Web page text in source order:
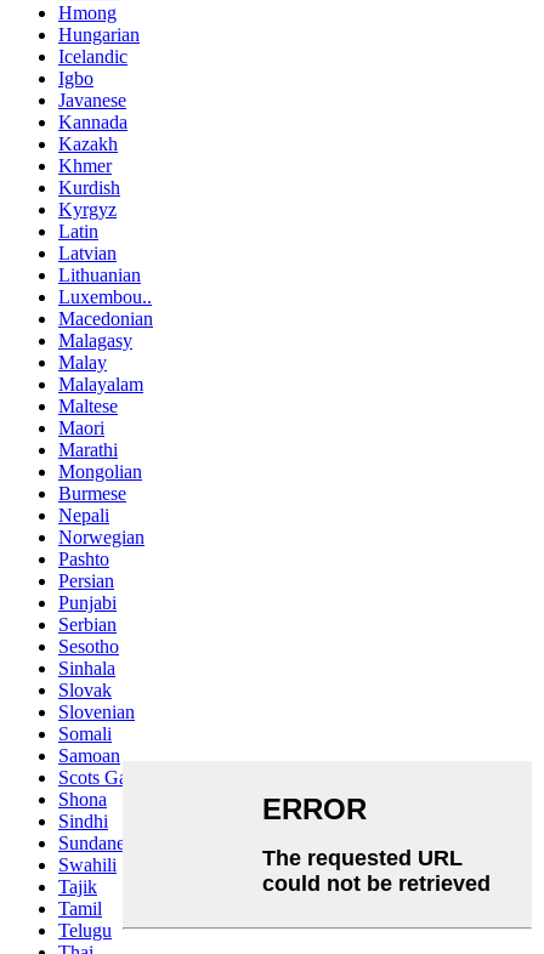
Hmong
Hungarian
Icelandic
Igbo
Javanese
Kannada
Kazakh
Khmer
Kurdish
Kyrgyz
Latin
Latvian
Lithuanian
Luxembou..
Macedonian
Malagasy
Malay
Malayalam
Maltese
Maori
Marathi
Mongolian
Burmese
Nepali
Norwegian
Pashto
Persian
Punjabi
Serbian
Sesotho
Sinhala
Slovak
Slovenian
Somali
Samoan
Scots Gaelic
Shona
Sindhi
Sundanese
Swahili
Tajik
Tamil
Telugu